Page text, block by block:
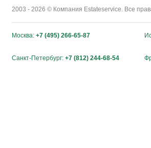
2003 - 2026 © Компания Estateservice. Все
Москва: +7 (495) 266-65-87
Санкт-Петербург: +7 (812) 244-68-54